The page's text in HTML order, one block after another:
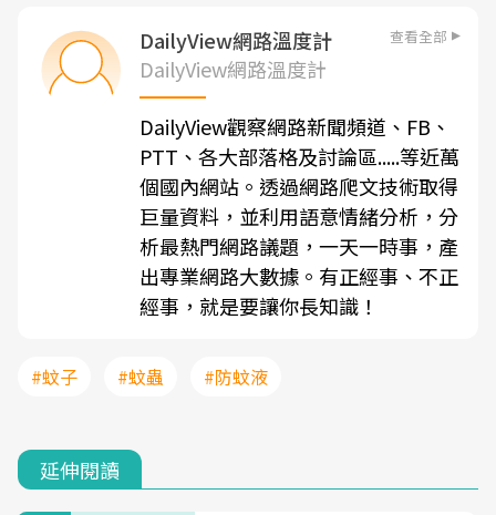
DailyView網路溫度計 查看全部
DailyView網路溫度計
DailyView觀察網路新聞頻道、FB、
PTT、各大部落格及討論區.....等近萬
個國內網站。透過網路爬文技術取得
巨量資料，並利用語意情緒分析，分
析最熱門網路議題，一天一時事，產
出專業網路大數據。有正經事、不正
經事，就是要讓你長知識！
#蚊子 #蚊蟲 #防蚊液
延伸閱讀